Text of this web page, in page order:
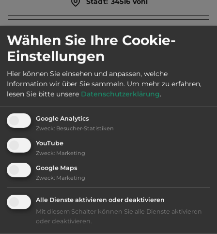
Straße:
info@camping-asel-sued.de
Webseite: ederseeparadies.com
Fläche: 40.000
Wählen Sie Ihre Cookie-
Einstellungen
Hier können Sie einsehen und anpassen, welche
Information wir über Sie sammeln. Um mehr zu erfahren,
lesen Sie bitte unsere Datenschutzerklärung.
Google Analytics
Zweck: Besucher-Statistiken
YouTube
Zweck: Marketing
Google Maps
Zweck: Marketing
Alle Dienste aktivieren oder deaktivieren
Mit diesem Schalter können Sie alle Dienste aktivieren
oder deaktivieren.